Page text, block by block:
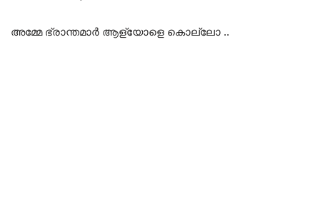
അമ്മേ ഭ്രാന്തമാർ ആള്യോളെ കൊല്ലോ ..